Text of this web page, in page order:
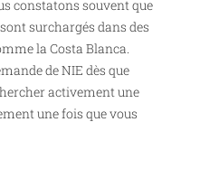
constatons souvent que
surchargés dans des
la Costa Blanca.
de NIE dès que
activement une
une fois que vous